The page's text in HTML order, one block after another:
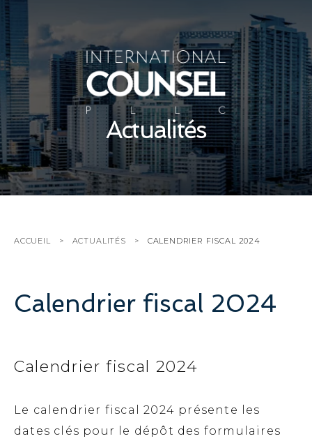
Actualités
ACCUEIL ACTUALITÉS CALENDRIER FISCAL 2024
Calendrier fiscal 2024
Calendrier fiscal 2024
Le calendrier fiscal 2024 présente les
dates clés pour le dépôt des formulaires